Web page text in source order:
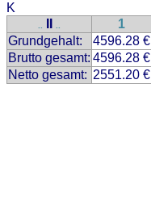
K
.. .. 1
Grundgehalt:
4596.28 €
Brutto gesamt: 4596.28 €
Netto gesamt: 2551.20 €